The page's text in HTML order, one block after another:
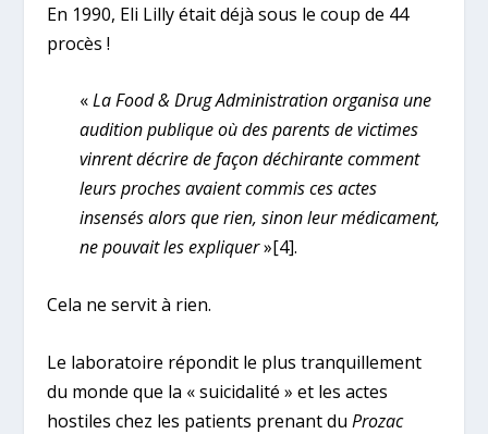
En 1990, Eli Lilly était déjà sous le coup de 44
procès !
«La Food & Drug Administration organisa une
audition publique où des parents de victimes
vinrent décrire de façon déchirante comment
leurs proches avaient commis ces actes
insensés alors que rien, sinon leur médicament,
ne pouvait les expliquer»[4].
Cela ne servit à rien.
Le laboratoire répondit le plus tranquillement
du monde que la « suicidalité » et les actes
hostiles chez les patients prenant du Prozac